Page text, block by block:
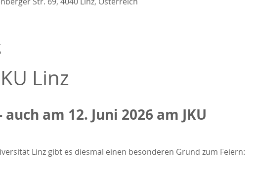
Linz
am 12. Juni 2026 am JKU
Linz gibt es diesmal einen besonderen Grund zum Feiern: